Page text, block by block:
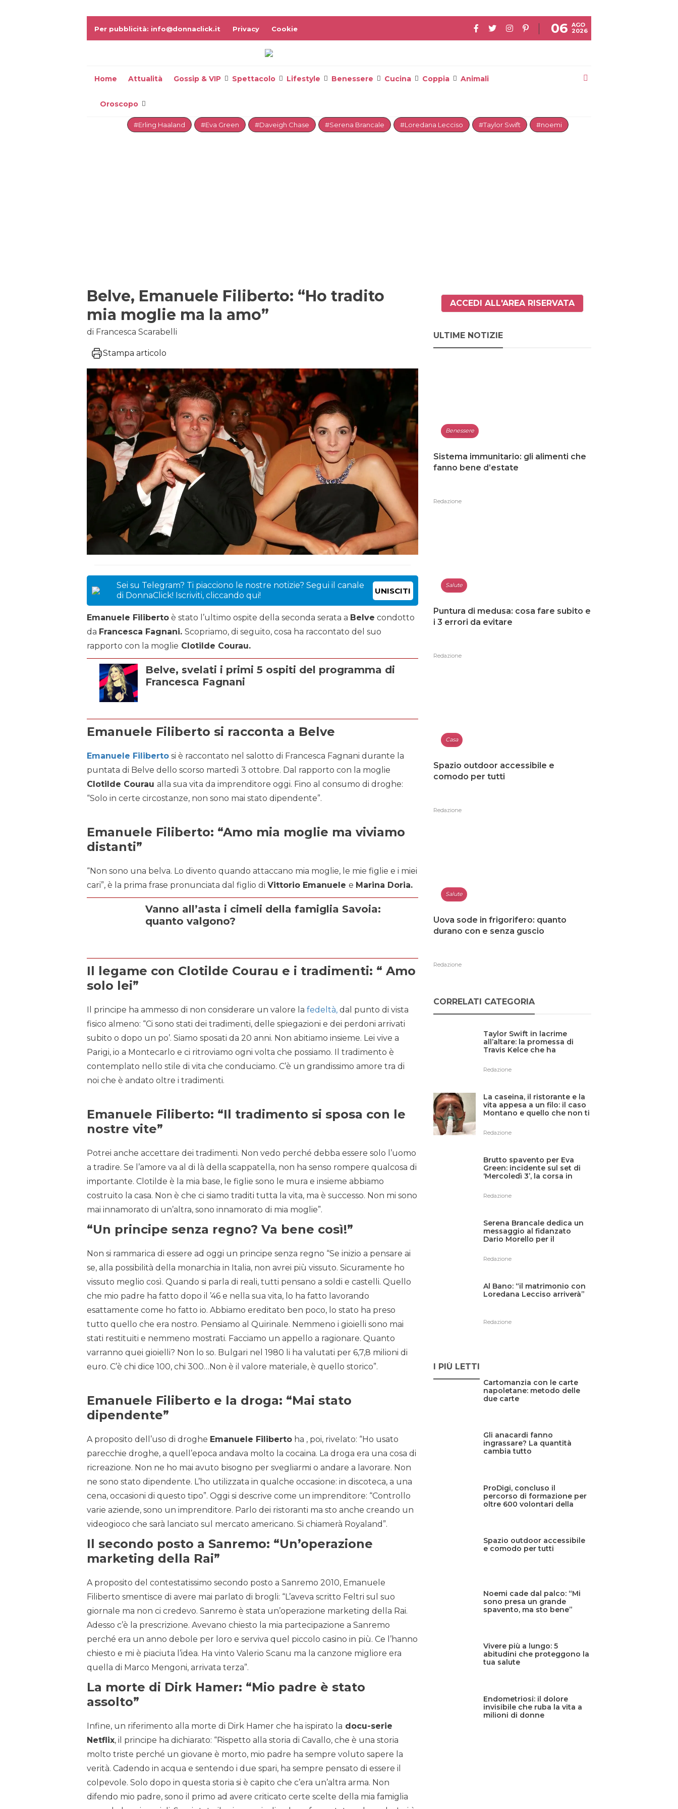
Per pubblicità: info@donnaclick.it Privacy Cookie 06 AGO
2026
Home Attualità Gossip & VIP Spettacolo Lifestyle Benessere Cucina Coppia Animali
Oroscopo
#Erling Haaland #Eva Green #Daveigh Chase #Serena Brancale #Loredana Lecciso #Taylor Swift #noemi
Belve, Emanuele Filiberto: “Ho tradito
mia moglie ma la amo”
di Francesca Scarabelli
Stampa articolo
Sei su Telegram? Ti piacciono le nostre notizie? Segui il canale
di DonnaClick! Iscriviti, cliccando qui!
UNISCITI
Emanuele Filiberto è stato l’ultimo ospite della seconda serata a Belve condotto
da Francesca Fagnani. Scopriamo, di seguito, cosa ha raccontato del suo
rapporto con la moglie Clotilde Courau.
Belve, svelati i primi 5 ospiti del programma di
Francesca Fagnani
Emanuele Filiberto si racconta a Belve
Emanuele Filiberto si è raccontato nel salotto di Francesca Fagnani durante la
puntata di Belve dello scorso martedì 3 ottobre. Dal rapporto con la moglie
Clotilde Courau alla sua vita da imprenditore oggi. Fino al consumo di droghe:
“Solo in certe circostanze, non sono mai stato dipendente”.
Emanuele Filiberto: “Amo mia moglie ma viviamo
distanti”
“Non sono una belva. Lo divento quando attaccano mia moglie, le mie figlie e i miei
cari”, è la prima frase pronunciata dal figlio di Vittorio Emanuele e Marina Doria.
Vanno all’asta i cimeli della famiglia Savoia:
quanto valgono?
Il legame con Clotilde Courau e i tradimenti: “ Amo
solo lei”
Il principe ha ammesso di non considerare un valore la fedeltà, dal punto di vista
fisico almeno: “Ci sono stati dei tradimenti, delle spiegazioni e dei perdoni arrivati
subito o dopo un po’. Siamo sposati da 20 anni. Non abitiamo insieme. Lei vive a
Parigi, io a Montecarlo e ci ritroviamo ogni volta che possiamo. Il tradimento è
contemplato nello stile di vita che conduciamo. C’è un grandissimo amore tra di
noi che è andato oltre i tradimenti.
Emanuele Filiberto: “Il tradimento si sposa con le
nostre vite”
Potrei anche accettare dei tradimenti. Non vedo perché debba essere solo l’uomo
a tradire. Se l’amore va al di là della scappatella, non ha senso rompere qualcosa di
importante. Clotilde è la mia base, le figlie sono le mura e insieme abbiamo
costruito la casa. Non è che ci siamo traditi tutta la vita, ma è successo. Non mi sono
mai innamorato di un’altra, sono innamorato di mia moglie”.
“Un principe senza regno? Va bene così!”
Non si rammarica di essere ad oggi un principe senza regno “Se inizio a pensare ai
se, alla possibilità della monarchia in Italia, non avrei più vissuto. Sicuramente ho
vissuto meglio così. Quando si parla di reali, tutti pensano a soldi e castelli. Quello
che mio padre ha fatto dopo il ’46 e nella sua vita, lo ha fatto lavorando
esattamente come ho fatto io. Abbiamo ereditato ben poco, lo stato ha preso
tutto quello che era nostro. Pensiamo al Quirinale. Nemmeno i gioielli sono mai
stati restituiti e nemmeno mostrati. Facciamo un appello a ragionare. Quanto
varranno quei gioielli? Non lo so. Bulgari nel 1980 li ha valutati per 6,7,8 milioni di
euro. C’è chi dice 100, chi 300…Non è il valore materiale, è quello storico”.
Emanuele Filiberto e la droga: “Mai stato
dipendente”
A proposito dell’uso di droghe Emanuele Filiberto ha , poi, rivelato: “Ho usato
parecchie droghe, a quell’epoca andava molto la cocaina. La droga era una cosa di
ricreazione. Non ne ho mai avuto bisogno per svegliarmi o andare a lavorare. Non
ne sono stato dipendente. L’ho utilizzata in qualche occasione: in discoteca, a una
cena, occasioni di questo tipo”. Oggi si descrive come un imprenditore: “Controllo
varie aziende, sono un imprenditore. Parlo dei ristoranti ma sto anche creando un
videogioco che sarà lanciato sul mercato americano. Si chiamerà Royaland”.
Il secondo posto a Sanremo: “Un’operazione
marketing della Rai”
A proposito del contestatissimo secondo posto a Sanremo 2010, Emanuele
Filiberto smentisce di avere mai parlato di brogli: “L’aveva scritto Feltri sul suo
giornale ma non ci credevo. Sanremo è stata un’operazione marketing della Rai.
Adesso c’è la prescrizione. Avevano chiesto la mia partecipazione a Sanremo
perché era un anno debole per loro e serviva quel piccolo casino in più. Ce l’hanno
chiesto e mi è piaciuta l’idea. Ha vinto Valerio Scanu ma la canzone migliore era
quella di Marco Mengoni, arrivata terza”.
La morte di Dirk Hamer: “Mio padre è stato
assolto”
Infine, un riferimento alla morte di Dirk Hamer che ha ispirato la docu-serie
Netflix, il principe ha dichiarato: “Rispetto alla storia di Cavallo, che è una storia
molto triste perché un giovane è morto, mio padre ha sempre voluto sapere la
verità. Cadendo in acqua e sentendo i due spari, ha sempre pensato di essere il
colpevole. Solo dopo in questa storia si è capito che c’era un’altra arma. Non
difendo mio padre, sono il primo ad avere criticato certe scelte della mia famiglia
ACCEDI ALL'AREA RISERVATA
ULTIME NOTIZIE
Benessere
Sistema immunitario: gli alimenti che
fanno bene d’estate
Redazione
Salute
Puntura di medusa: cosa fare subito e
i 3 errori da evitare
Redazione
Casa
Spazio outdoor accessibile e
comodo per tutti
Redazione
Salute
Uova sode in frigorifero: quanto
durano con e senza guscio
Redazione
CORRELATI CATEGORIA
Taylor Swift in lacrime
all’altare: la promessa di
Travis Kelce che ha
Redazione
La caseina, il ristorante e la
vita appesa a un filo: il caso
Montano e quello che non ti
Redazione
Brutto spavento per Eva
Green: incidente sul set di
‘Mercoledì 3’, la corsa in
Redazione
Serena Brancale dedica un
messaggio al fidanzato
Dario Morello per il
Redazione
Al Bano: “il matrimonio con
Loredana Lecciso arriverà”
Redazione
I PIÙ LETTI
Cartomanzia con le carte
napoletane: metodo delle
due carte
Gli anacardi fanno
ingrassare? La quantità
cambia tutto
ProDigi, concluso il
percorso di formazione per
oltre 600 volontari della
Spazio outdoor accessibile
e comodo per tutti
Noemi cade dal palco: “Mi
sono presa un grande
spavento, ma sto bene”
Vivere più a lungo: 5
abitudini che proteggono la
tua salute
Endometriosi: il dolore
invisibile che ruba la vita a
milioni di donne